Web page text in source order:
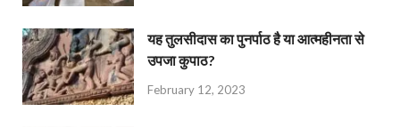
यह तुलसीदास का पुनर्पाठ है या आत्महीनता से
उपजा कुपाठ?
February 12, 2023